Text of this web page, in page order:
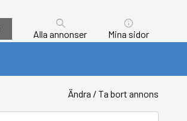
Alla annonser Mina sidor
Ändra / Ta bort annons